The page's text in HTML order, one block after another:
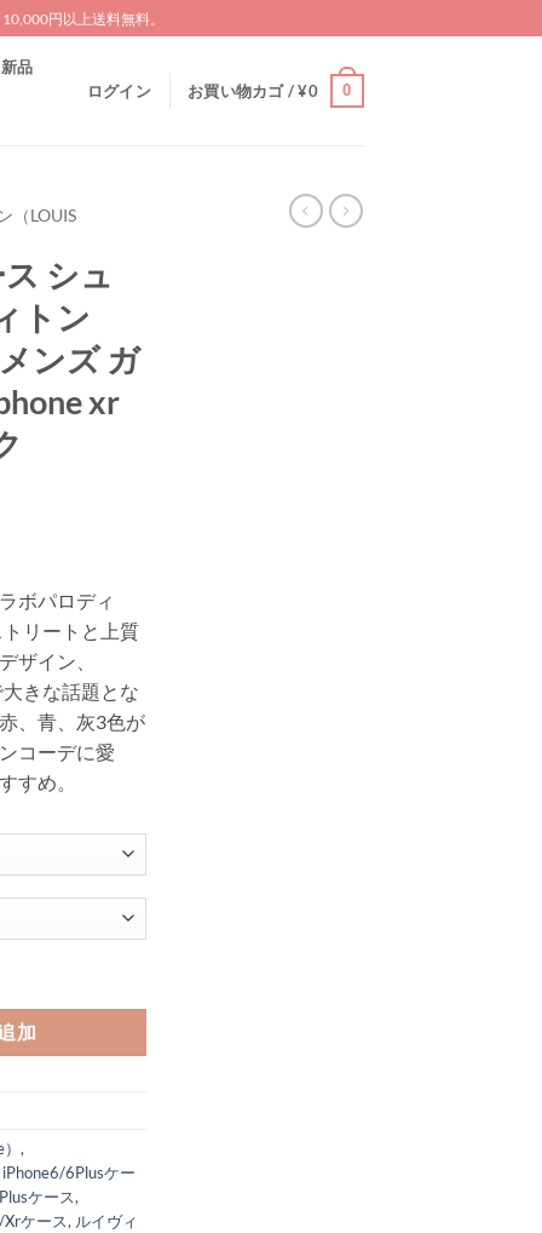
円以上送料無料。
新品
ログイン
お買い物カゴ /¥0 0
（LOUIS
シュ
トン
ンズ ガ
xr
ボパロディ
リートと上質
ザイン、
きな話題とな
、青、灰3色が
コーデに愛
すめ。
加
,
iPhone6/6Plusケー
ケース,
ケース, ルイヴィ